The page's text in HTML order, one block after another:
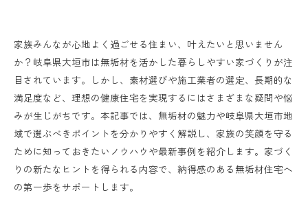
家族みんなが心地よく過ごせる住まい、叶えたいと思いません
か？岐阜県大垣市は無垢材を活かした暮らしやすい家づくりが注
目されています。しかし、素材選びや施工業者の選定、長期的な
満足度など、理想の健康住宅を実現するにはさまざまな疑問や悩
みが生じがちです。本記事では、無垢材の魅力や岐阜県大垣市地
域で選ぶべきポイントを分かりやすく解説し、家族の笑顔を守る
ために知っておきたいノウハウや最新事例を紹介します。家づく
りの新たなヒントを得られる内容で、納得感のある無垢材住宅へ
の第一歩をサポートします。